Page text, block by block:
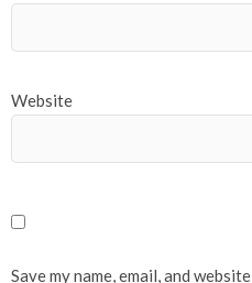
Website
Save my name, email, and